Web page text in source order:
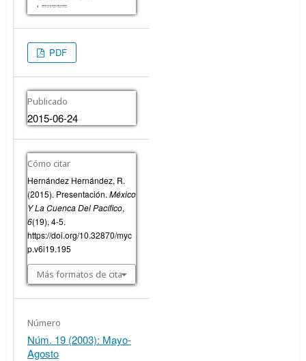
PDF
Publicado
2015-06-24
Cómo citar
Hernández Hernández, R.
(2015). Presentación. México
Y La Cuenca Del Pacífico,
6(19), 4-5.
https://doi.org/10.32870/myc
p.v6i19.195
Más formatos de cita
Número
Núm. 19 (2003): Mayo-
Agosto